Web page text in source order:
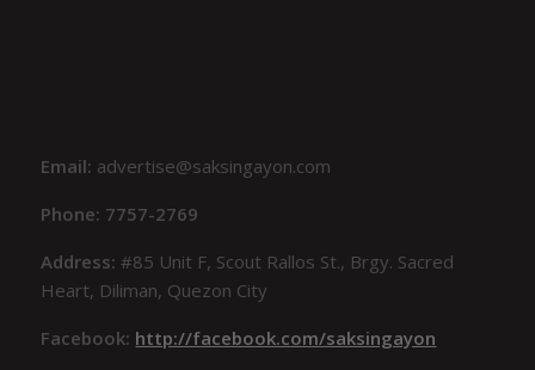
Email: advertise@saksingayon.com
Phone: 7757-2769
Address:#85 Unit F, Scout Rallos St., Brgy. Sacred
Heart, Diliman, Quezon City
Facebook: http://facebook.com/saksingayon